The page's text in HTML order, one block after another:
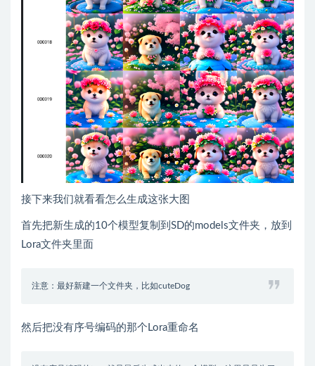
接下来我们就看看怎么生成这张大图
首先把新生成的10个模型复制到SD的models文件夹，放到
Lora文件夹里面
注意：最好新建一个文件夹，比如cuteDog
然后把没有序号编码的那个Lora重命名